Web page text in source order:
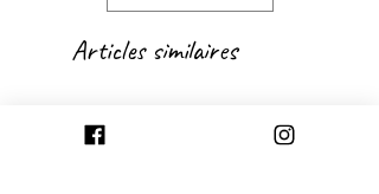
Articles similaires